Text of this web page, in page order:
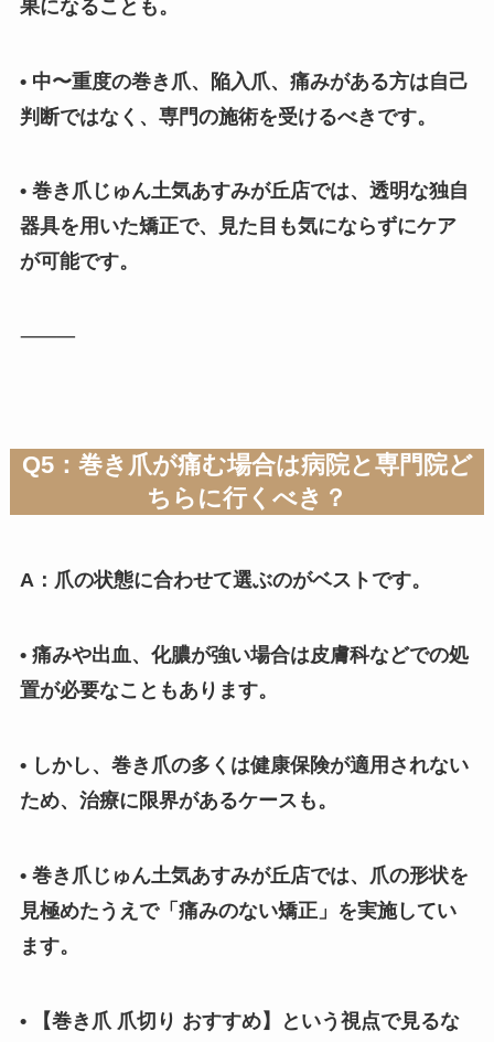
果になることも。
• 中〜重度の巻き爪、陥入爪、痛みがある方は自己
判断ではなく、専門の施術を受けるべきです。
• 巻き爪じゅん土気あすみが丘店では、透明な独自
器具を用いた矯正で、見た目も気にならずにケア
が可能です。
⸻
Q5：巻き爪が痛む場合は病院と専門院ど
ちらに行くべき？
A：爪の状態に合わせて選ぶのがベストです。
• 痛みや出血、化膿が強い場合は皮膚科などでの処
置が必要なこともあります。
• しかし、巻き爪の多くは健康保険が適用されない
ため、治療に限界があるケースも。
• 巻き爪じゅん土気あすみが丘店では、爪の形状を
見極めたうえで「痛みのない矯正」を実施してい
ます。
• 【巻き爪 爪切り おすすめ】という視点で見るな